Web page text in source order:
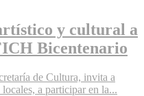
y cultural a
Bicentenario
de Cultura, invita a
a participar en la...